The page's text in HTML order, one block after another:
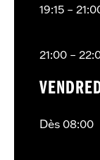
19:15 –
21:00 –
Dès 08:00